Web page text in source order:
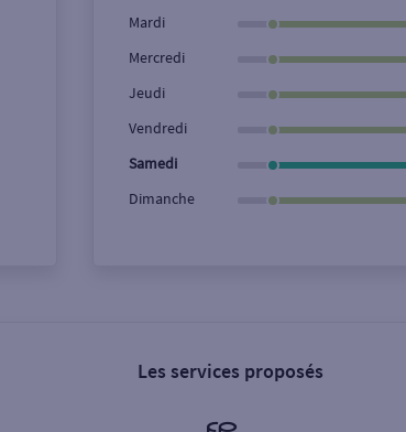
Rue
Mardi
Mercredi
Jeudi
Vendredi
Samedi
Dimanche
Les services proposés